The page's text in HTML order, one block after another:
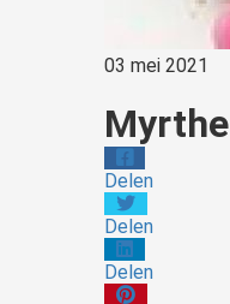
03 mei 2021
Myrthe
Delen
Delen
Delen